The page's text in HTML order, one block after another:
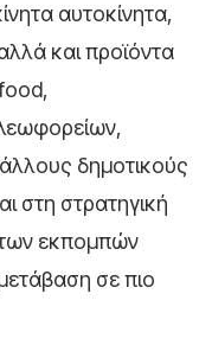
αυτοκίνητα,
και προϊόντα
δημοτικούς
στη στρατηγική
των εκπομπών
σε πιο